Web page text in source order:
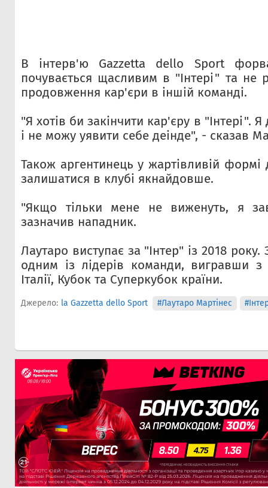
В інтерв'ю Gazzetta dello Sport
почувається щасливим в "Інтері" та не
продовження кар'єри в іншій команді.
"Я хотів би закінчити кар'єру в "Інтері".
і не можу уявити себе деінде", - сказав
Також аргентинець у жартівливій
залишатися в клубі якнайдовше.
"Якщо тільки мене не виженуть, я
зазначив нападник.
Лаутаро виступає за "Інтер" із 2018 року.
одним із лідерів команди, вигравши з
Італії, Кубок та Суперкубок країни.
Джерело: la Gazzetta dello Sport #Лаутаро Мартінес